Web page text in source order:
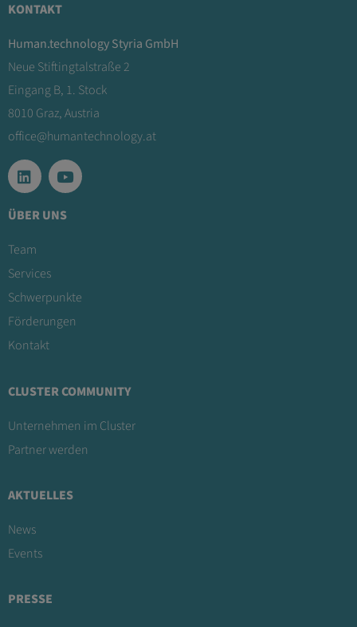
KONTAKT
Human.technology Styria GmbH
Neue Stiftingtalstraße 2
Eingang B, 1. Stock
8010 Graz, Austria
office@humantechnology.at
ÜBER UNS
Team
Services
Schwerpunkte
Förderungen
Kontakt
CLUSTER COMMUNITY
Unternehmen im Cluster
Partner werden
AKTUELLES
News
Events
PRESSE